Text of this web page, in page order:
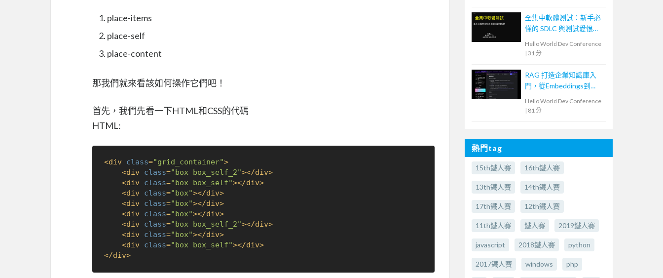
place-items
place-self
place-content
那我們就來看該如何操作它們吧！
首先，我們先看一下HTML和CSS的代碼
HTML:
<div class="grid_container">
<div class="box box_self_2"></div>
<div class="box box_self"></div>
<div class="box"></div>
<div class="box"></div>
<div class="box"></div>
<div class="box box_self_2"></div>
<div class="box"></div>
<div class="box box_self"></div>
</div>
全集中軟體測試：新手必
懂的 SDLC 與測試愛恨糾
Hello World Dev Conference
| 31 分
RAG 打造企業知識庫入
門，從Embeddings到
Hello World Dev Conference
| 81 分
熱門tag
15th鐵人賽 16th鐵人賽
13th鐵人賽 14th鐵人賽
17th鐵人賽 12th鐵人賽
11th鐵人賽 鐵人賽 2019鐵人賽
javascript 2018鐵人賽 python
2017鐵人賽 windows php